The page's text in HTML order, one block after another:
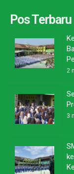
Pos Terbaru
2
3